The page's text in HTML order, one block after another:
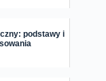
podstawy i